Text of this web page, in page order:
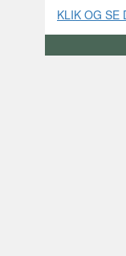
KLIK OG SE